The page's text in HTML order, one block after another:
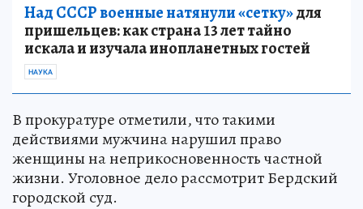
Над СССР военные натянули «сетку»для
пришельцев: как страна 13 лет тайно
искала и изучала инопланетных гостей
НАУКА
В прокуратуре отметили, что такими
действиями мужчина нарушил право
женщины на неприкосновенность частной
жизни. Уголовное дело рассмотрит Бердский
городской суд.